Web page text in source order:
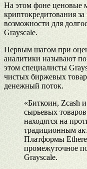
На этом фоне ценовые
криптокредитования
возможности для
Grayscale.
Первым шагом при
аналитики называют
этом специалисты
чистых биржевых
денежный поток.
«Биткоин, Zcash
сырьевых
находятся на
традиционным
Платформы
промежуточное
Grayscale.